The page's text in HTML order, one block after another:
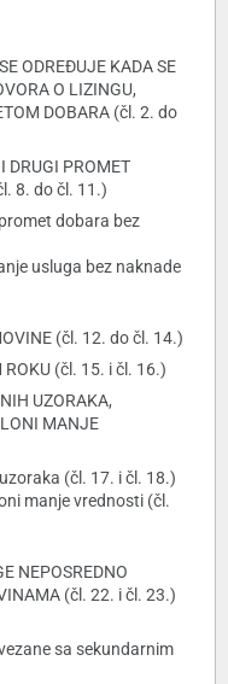
ODREĐUJE KADA SE
O LIZINGU,
DOBARA (čl. 2. do
DRUGI PROMET
8. do čl. 11.)
dobara bez
usluga bez naknade
(čl. 12. do čl. 14.)
ROKU (čl. 15. i čl. 16.)
UZORAKA,
MANJE
(čl. 17. i čl. 18.)
manje vrednosti (čl.
NEPOSREDNO
(čl. 22. i čl. 23.)
sa sekundarnim